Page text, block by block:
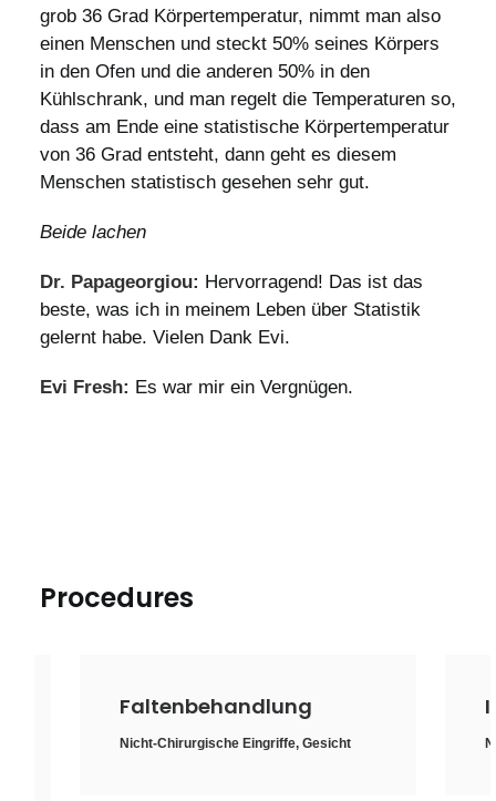
grob 36 Grad Körpertemperatur, nimmt man also
einen Menschen und steckt 50% seines Körpers
in den Ofen und die anderen 50% in den
Kühlschrank, und man regelt die Temperaturen so,
dass am Ende eine statistische Körpertemperatur
von 36 Grad entsteht, dann geht es diesem
Menschen statistisch gesehen sehr gut.
Beide lachen
Dr. Papageorgiou: Hervorragend! Das ist das
beste, was ich in meinem Leben über Statistik
gelernt habe. Vielen Dank Evi.
Evi Fresh: Es war mir ein Vergnügen.
Procedures
Faltenbehandlung
Nicht-Chirurgische Eingriffe, Gesicht